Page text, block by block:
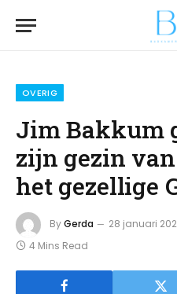
OVERIG
Jim Bakkum
zijn gezin
het gezellige
ByGerda 28 januari
4 Mins Read